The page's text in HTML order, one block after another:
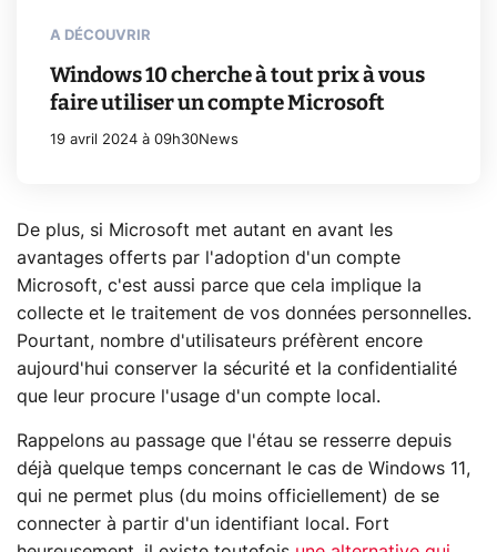
A DÉCOUVRIR
Windows 10 cherche à tout prix à vous
faire utiliser un compte Microsoft
19 avril 2024 à 09h30News
De plus, si Microsoft met autant en avant les
avantages offerts par l'adoption d'un compte
Microsoft, c'est aussi parce que cela implique la
collecte et le traitement de vos données personnelles.
Pourtant, nombre d'utilisateurs préfèrent encore
aujourd'hui conserver la sécurité et la confidentialité
que leur procure l'usage d'un compte local.
Rappelons au passage que l'étau se resserre depuis
déjà quelque temps concernant le cas de Windows 11,
qui ne permet plus (du moins officiellement) de se
connecter à partir d'un identifiant local. Fort